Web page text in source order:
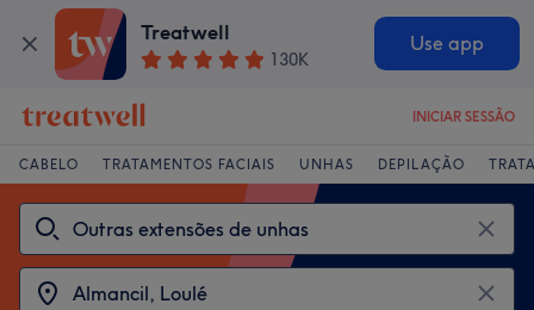
Treatwell
130K
Use app
INICIAR SESSÃO
CABELO TRATAMENTOS FACIAIS UNHAS DEPILAÇÃO